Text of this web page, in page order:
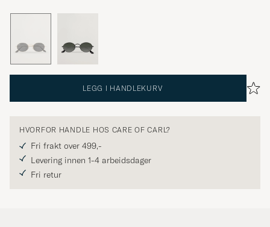
LEGG I HANDLEKURV
HVORFOR HANDLE HOS CARE OF CARL?
Fri frakt over 499,-
Levering innen 1-4 arbeidsdager
Fri retur